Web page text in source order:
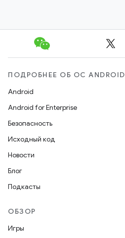
ПОДРОБНЕЕ ОБ ОС ANDROID
Android
Android for Enterprise
Безопасность
Исходный код
Новости
Блог
Подкасты
ОБЗОР
Игры